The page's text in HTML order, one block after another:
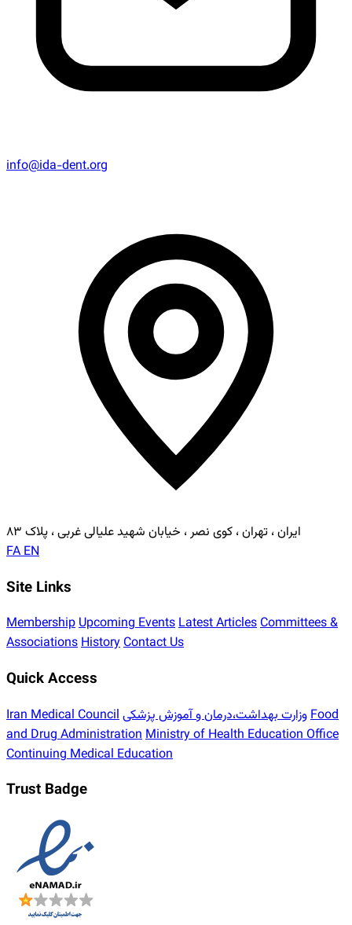
info@ida-dent.org
ایران ، تهران ، کوی نصر ، خیابان شهید علیالی غربی ، پلاک ۸۳
FAEN
Site Links
MembershipUpcoming EventsLatest ArticlesCommittees &
AssociationsHistoryContact Us
Quick Access
Iran Medical Councilوزارت بهداشت،درمان و آموزش پزشکیFood
and Drug AdministrationMinistry of Health Education Office
Continuing Medical Education
Trust Badge